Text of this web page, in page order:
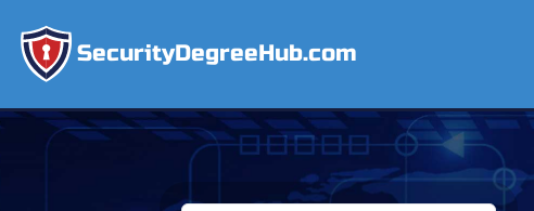
SecurityDegreeHub.com